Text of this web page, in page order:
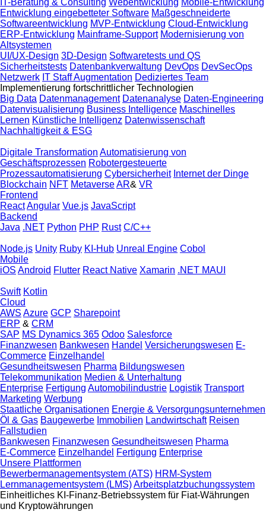
IT-Beratung & Consulting Webentwicklung Mobile-Entwicklung
Entwicklung eingebetteter Software Maßgeschneiderte
Softwareentwicklung MVP-Entwicklung Cloud-Entwicklung
ERP-Entwicklung Mainframe-Support Modernisierung von
Altsystemen
UI/UX-Design 3D-Design Softwaretests und QS
Sicherheitstests Datenbankverwaltung DevOps DevSecOps
Netzwerk IT Staff Augmentation Dediziertes Team
Implementierung fortschrittlicher Technologien
Big Data Datenmanagement Datenanalyse Daten-Engineering
Datenvisualisierung Business Intelligence Maschinelles
Lernen Künstliche Intelligenz Datenwissenschaft
Nachhaltigkeit & ESG
Digitale Transformation Automatisierung von
Geschäftsprozessen Robotergesteuerte
Prozessautomatisierung Cybersicherheit Internet der Dinge
Blockchain NFT MetaverseAR& VR
Frontend
ReactAngular Vue.js JavaScript
Backend
Java .NET Python PHP Rust C/C++
Node.js Unity Ruby KI-Hub Unreal Engine Cobol
Mobile
iOS Android Flutter React Native Xamarin .NET MAUI
Swift Kotlin
Cloud
AWS Azure GCP Sharepoint
ERP & CRM
SAP MS Dynamics 365 Odoo Salesforce
Finanzwesen Bankwesen Handel Versicherungswesen E-
Commerce Einzelhandel
Gesundheitswesen Pharma Bildungswesen
Telekommunikation Medien & Unterhaltung
Enterprise Fertigung Automobilindustrie Logistik Transport
Marketing Werbung
Staatliche Organisationen Energie & Versorgungsunternehmen
Öl & Gas Baugewerbe Immobilien Landwirtschaft Reisen
Fallstudien
Bankwesen Finanzwesen Gesundheitswesen Pharma
E-Commerce Einzelhandel Fertigung Enterprise
Unsere Plattformen
Bewerbermanagementsystem (ATS) HRM-System
Lernmanagementsystem (LMS)Arbeitsplatzbuchungssystem
Einheitliches KI-Finanz-Betriebssystem für Fiat-Währungen
und Kryptowährungen